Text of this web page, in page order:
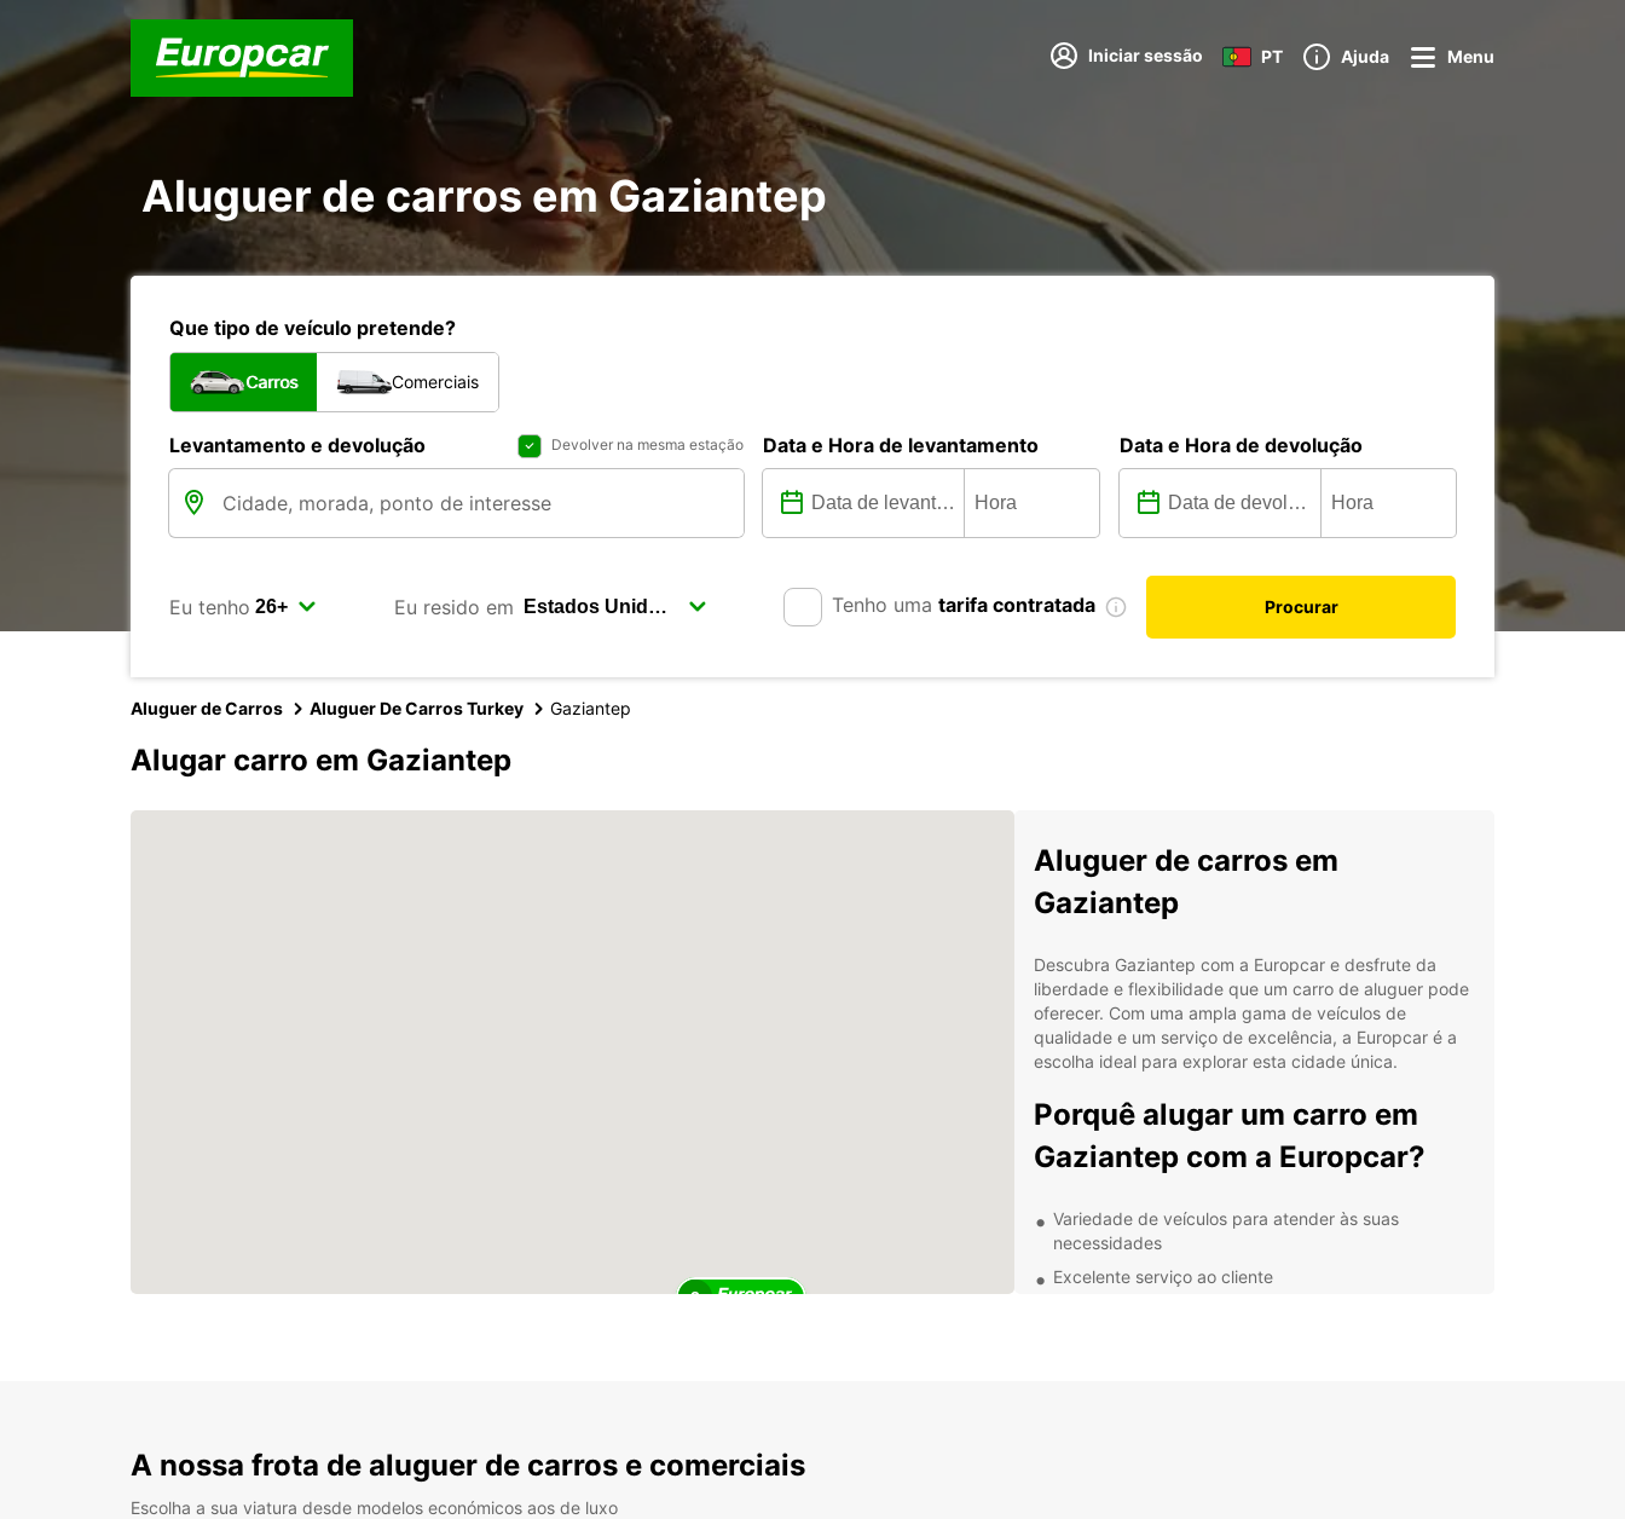
Iniciar sessão PT Ajuda Menu
Aluguer de carros em Gaziantep
Que tipo de veículo pretende?
Carros Comerciais
Levantamento e devolução Devolver na mesma estação Data e Hora de levantamento Data e Hora de devolução
Eu tenho Eu resido em Tenho uma tarifa contratada Procurar
Aluguer de Carros Aluguer De Carros Turkey Gaziantep
Alugar carro em Gaziantep
2
Aluguer de carros em
Gaziantep
Descubra Gaziantep com a Europcar e desfrute da
liberdade e flexibilidade que um carro de aluguer pode
oferecer. Com uma ampla gama de veículos de
qualidade e um serviço de excelência, a Europcar é a
escolha ideal para explorar esta cidade única.
Porquê alugar um carro em
Gaziantep com a Europcar?
Variedade de veículos para atender às suas
necessidades
Excelente serviço ao cliente
A nossa frota de aluguer de carros e comerciais
Escolha a sua viatura desde modelos económicos aos de luxo